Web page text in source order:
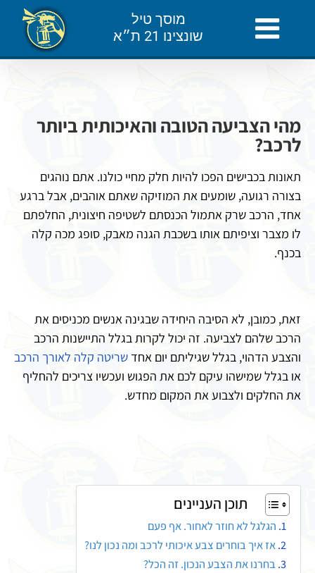
מוסך טיל
שונצינו 21 ת״א
מהי הצביעה הטובה והאיכותית ביותר
לרכב?
תאונות בכבישים הפכו להיות חלק מחיי כולנו. אתם נוהגים
בצורה רגועה, שומעים את המוזיקה שאתם אוהבים, אבל ברגע
אחד, הרכב שרק אתמול הכנסתם לשטיפה חיצונית, החלפתם
לו מצבר וציפיתם אותו בשכבת הגנה מאבק, סופג מכה קלה
בכנף.
זאת, כמובן, לא הסיבה היחידה שבגינה אנשים מכניסים את
הרכב שלהם לצביעה. זה יכול לקרות בגלל התיישנות הרכב
והצבע הדהוי, בגלל שגיליתם יום אחד שריטה קלה לאורך הרכב
או בגלל שמישהו עיקם לכם את הפגוש ועכשיו צריכים להחליף
את החלקים ולצבוע את המקום מחדש.
תוכן העניינים
הגלגל לא חוזר לאחור. אף פעם
אז איך בוחרים צבע איכותי לרכב ומה נכון לנו?
בחרנו את הצבע הנכון. זה הכל?